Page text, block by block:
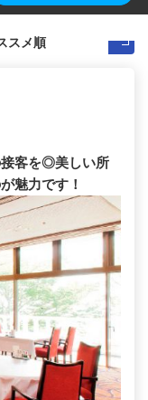
接客を◎美しい所
魅力です！